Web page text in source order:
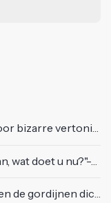
"Helemaal stijf van de bloem"
uit Flodder met Tatjana Šimić
dicht te doen